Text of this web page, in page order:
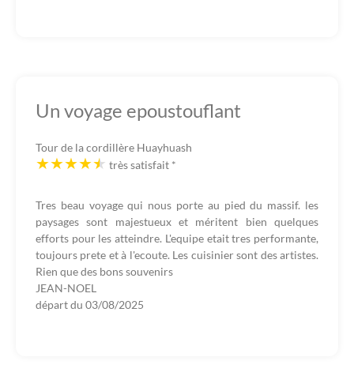
Un voyage epoustouflant
Tour de la cordillère Huayhuash
très satisfait *
Tres beau voyage qui nous porte au pied du massif. les
paysages sont majestueux et méritent bien quelques
efforts pour les atteindre. L'equipe etait tres performante,
toujours prete et à l'ecoute. Les cuisinier sont des artistes.
Rien que des bons souvenirs
JEAN-NOEL
départ du 03/08/2025